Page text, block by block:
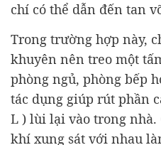
chí có thể dẫn đến tan
Trong trường hợp này,
khuyên nên treo một
phòng ngủ, phòng bếp
tác dụng giúp rút phần
L ) lùi lại vào trong
khí xung sát với nhau